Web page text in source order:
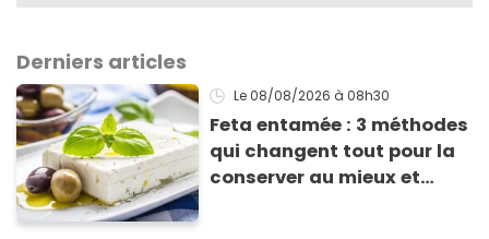
Derniers articles
Le 08/08/2026 à 08h30
Feta entamée : 3 méthodes
qui changent tout pour la
conserver au mieux et